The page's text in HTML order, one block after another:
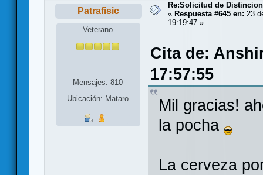
Patrafisic
Veterano
Mensajes: 810
Ubicación: Mataro
Re:Solicitud de
« Respuesta #645 en: 23
19:19:47 »
Cita de:
17:57:55
Mil gracias!
la pocha
La cerveza